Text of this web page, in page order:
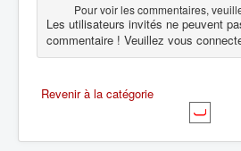
Pour voir les commentaires,
Les utilisateurs invités ne peuvent
commentaire ! Veuillez vous
Revenir à la catégorie